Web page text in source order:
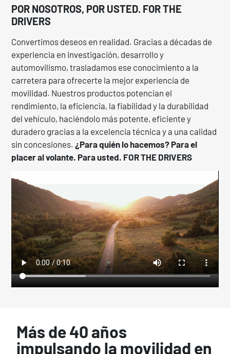
POR NOSOTROS, POR USTED. FOR THE
DRIVERS
Convertimos deseos en realidad. Gracias a décadas de
experiencia en investigación, desarrollo y
automovilismo, trasladamos ese conocimiento a la
carretera para ofrecerte la mejor experiencia de
movilidad. Nuestros productos potencian el
rendimiento, la eficiencia, la fiabilidad y la durabilidad
del vehículo, haciéndolo más potente, eficiente y
duradero gracias a la excelencia técnica y a una calidad
sin concesiones. ¿Para quién lo hacemos? Para el
placer al volante. Para usted. FOR THE DRIVERS
Más de 40 años
impulsando la movilidad en